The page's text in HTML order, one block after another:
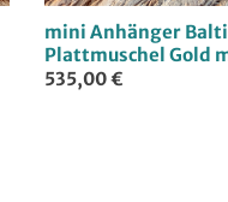
mini Anhänger
Plattmuschel Gold
535,00 €